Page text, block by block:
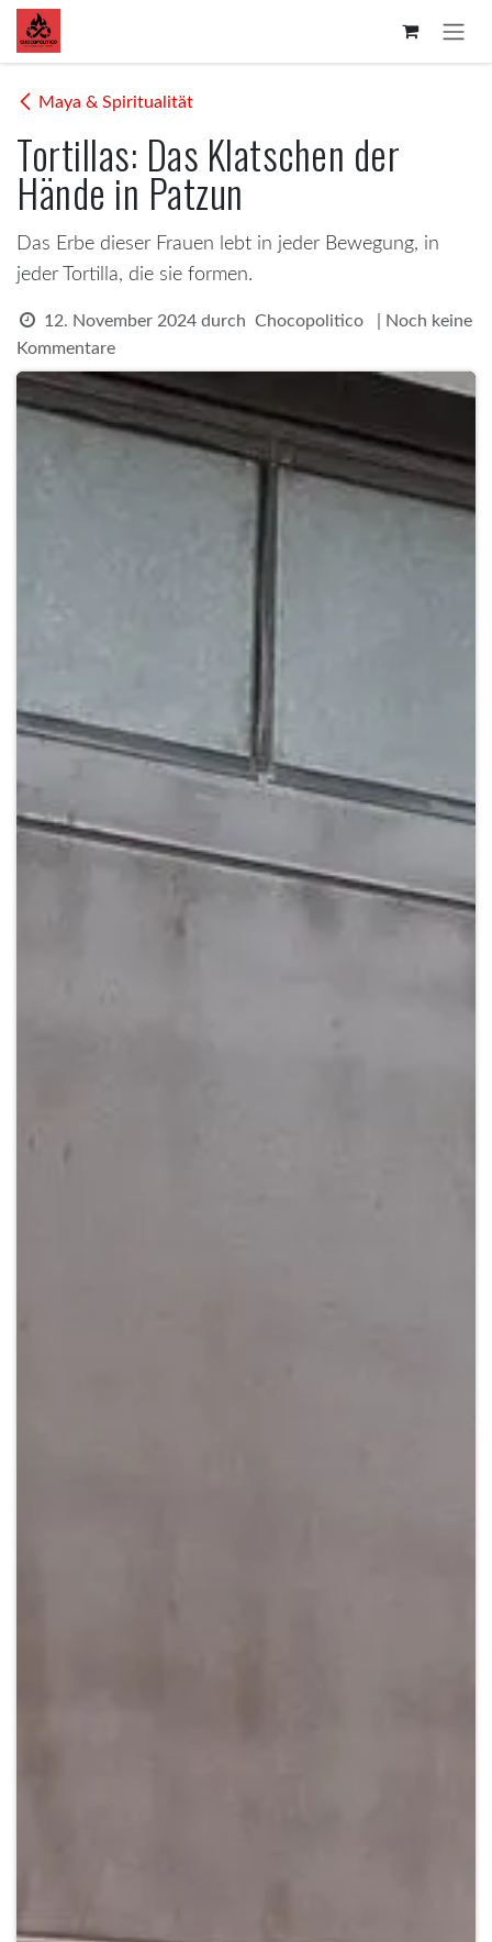
Zum Inhalt springen
Maya & Spiritualität
Tortillas: Das Klatschen der
Hände in Patzun
Das Erbe dieser Frauen lebt in jeder Bewegung, in
jeder Tortilla, die sie formen.
12. November 2024 durch Chocopolitico
| Noch keine
Kommentare